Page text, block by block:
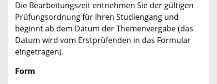
Die Bearbeitungszeit entnehmen Sie der gültigen
Prüfungsordnung für Ihren Studiengang und
beginnt ab dem Datum der Themenvergabe (das
Datum wird vom Erstprüfenden in das Formular
eingetragen).
Form